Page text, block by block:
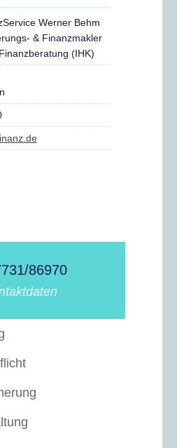
Werner Behm
& Finanzmakler
(IHK)
86970